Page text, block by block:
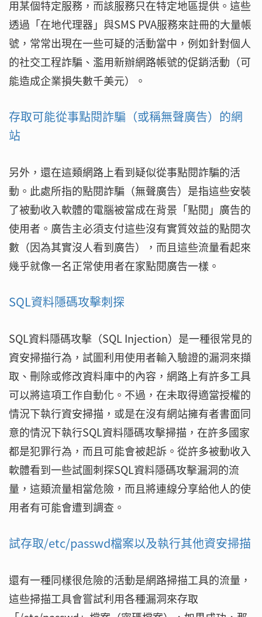
用某個特定服務，而該服務只在特定地區提供。這些
透過「在地代理器」與SMS PVA服務來註冊的大量帳
號，常常出現在一些可疑的活動當中，例如針對個人
的社交工程詐騙、濫用新辦網路帳號的促銷活動（可
能造成企業損失數千美元）。
存取可能從事點閱詐騙（或稱無聲廣告）的網
站
另外，還在這類網路上看到疑似從事點閱詐騙的活
動。此處所指的點閱詐騙（無聲廣告）是指這些安裝
了被動收入軟體的電腦被當成在背景「點閱」廣告的
使用者。廣告主必須支付這些沒有實質效益的點閱次
數（因為其實沒人看到廣告），而且這些流量看起來
幾乎就像一名正常使用者在家點閱廣告一樣。
SQL資料隱碼攻擊刺探
SQL資料隱碼攻擊（SQL Injection）是一種很常見的
資安掃描行為，試圖利用使用者輸入驗證的漏洞來擷
取、刪除或修改資料庫中的內容，網路上有許多工具
可以將這項工作自動化。不過，在未取得適當授權的
情況下執行資安掃描，或是在沒有網站擁有者書面同
意的情況下執行SQL資料隱碼攻擊掃描，在許多國家
都是犯罪行為，而且可能會被起訴。從許多被動收入
軟體看到一些試圖刺探SQL資料隱碼攻擊漏洞的流
量，這類流量相當危險，而且將連線分享給他人的使
用者有可能會遭到調查。
試存取/etc/passwd檔案以及執行其他資安掃描
還有一種同樣很危險的活動是網路掃描工具的流量，
這些掃描工具會嘗試利用各種漏洞來存取